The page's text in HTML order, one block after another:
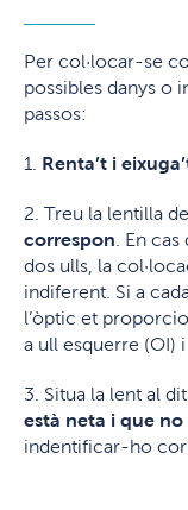
Per col·locar-se
possibles danys o
passos:
1. Renta’t i
2. Treu la lentilla
correspon . En
dos ulls, la
indiferent. Si a
l’òptic et
a ull esquerre (OI)
3. Situa la lent al
està neta i que no
indentificar-ho